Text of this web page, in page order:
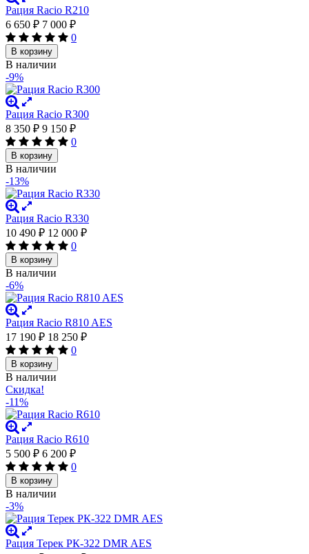
Рация Racio R210
6 650 ₽ 7 000 ₽
0
В корзину
В наличии
-9%
Рация Racio R300
8 350 ₽ 9 150 ₽
0
В корзину
В наличии
-13%
Рация Racio R330
10 490 ₽ 12 000 ₽
0
В корзину
В наличии
-6%
Рация Racio R810 AES
17 190 ₽ 18 250 ₽
0
В корзину
В наличии
Скидка!
-11%
Рация Racio R610
5 500 ₽ 6 200 ₽
0
В корзину
В наличии
-3%
Рация Терек РК-322 DMR AES